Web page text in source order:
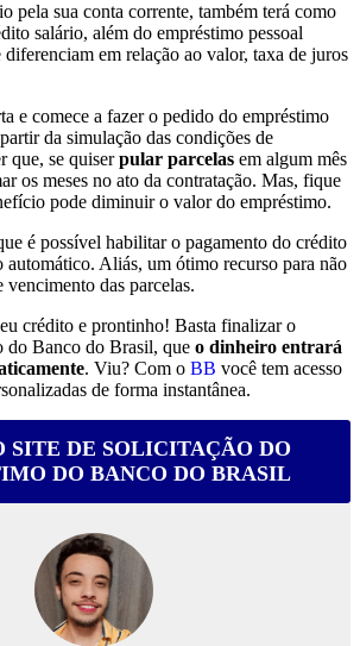
pela sua conta corrente, também terá como
salário, além do empréstimo pessoal
em relação ao valor, taxa de juros
e comece a fazer o pedido do empréstimo
da simulação das condições de
que, se quiserpular parcelas em algum mês
os meses no ato da contratação. Mas, fique
pode diminuir o valor do empréstimo.
é possível habilitar o pagamento do crédito
automático. Aliás, um ótimo recurso para não
vencimento das parcelas.
crédito e prontinho! Basta finalizar o
do Banco do Brasil, que o dinheiro entrará
. Viu? Com o BB você tem acesso
de forma instantânea.
SITE DE SOLICITAÇÃO DO
DO BANCO DO BRASIL